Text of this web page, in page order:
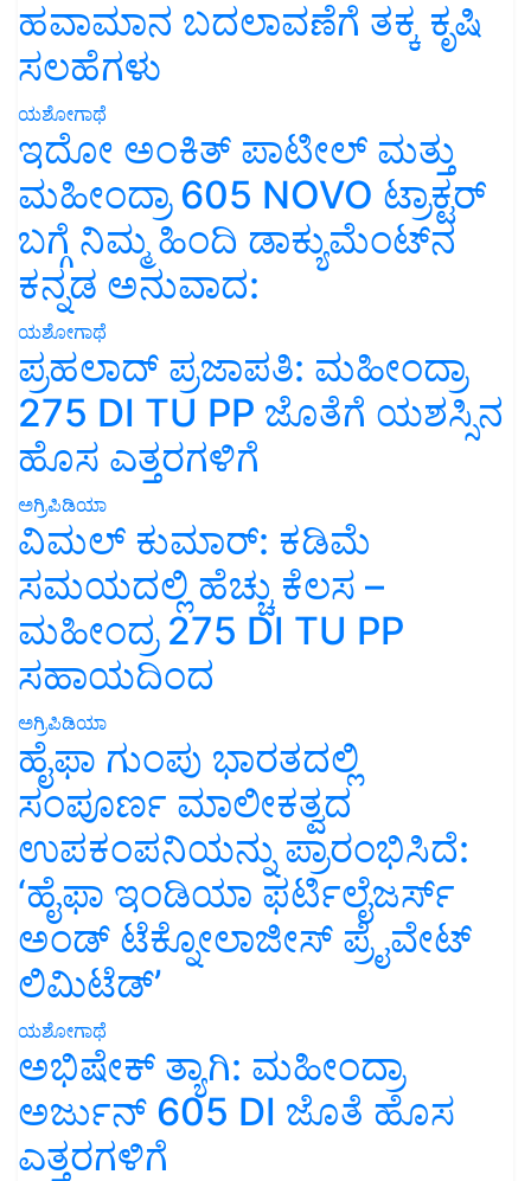
ಹವಾಮಾನ ಬದಲಾವಣೆಗೆ ತಕ್ಕ ಕೃಷಿ
ಸಲಹೆಗಳು
ಯಶೋಗಾಥೆ
ಇದೋ ಅಂಕಿತ್ ಪಾಟೀಲ್ ಮತ್ತು
ಮಹೀಂದ್ರಾ 605 NOVO ಟ್ರಾಕ್ಟರ್
ಬಗ್ಗೆ ನಿಮ್ಮ ಹಿಂದಿ ಡಾಕ್ಯುಮೆಂಟ್‌ನ
ಕನ್ನಡ ಅನುವಾದ:
ಯಶೋಗಾಥೆ
ಪ್ರಹಲಾದ್ ಪ್ರಜಾಪತಿ: ಮಹೀಂದ್ರಾ
275 DI TU PP ಜೊತೆಗೆ ಯಶಸ್ಸಿನ
ಹೊಸ ಎತ್ತರಗಳಿಗೆ
ಅಗ್ರಿಪಿಡಿಯಾ
ವಿಮಲ್ ಕುಮಾರ್: ಕಡಿಮೆ
ಸಮಯದಲ್ಲಿ ಹೆಚ್ಚು ಕೆಲಸ –
ಮಹೀಂದ್ರ 275 DI TU PP
ಸಹಾಯದಿಂದ
ಅಗ್ರಿಪಿಡಿಯಾ
ಹೈಫಾ ಗುಂಪು ಭಾರತದಲ್ಲಿ
ಸಂಪೂರ್ಣ ಮಾಲೀಕತ್ವದ
ಉಪಕಂಪನಿಯನ್ನು ಪ್ರಾರಂಭಿಸಿದೆ:
‘ಹೈಫಾ ಇಂಡಿಯಾ ಫರ್ಟಿಲೈಜರ್ಸ್
ಅಂಡ್ ಟೆಕ್ನೋಲಾಜೀಸ್ ಪ್ರೈವೇಟ್
ಲಿಮಿಟೆಡ್’
ಯಶೋಗಾಥೆ
ಅಭಿಷೇಕ್ ತ್ಯಾಗಿ: ಮಹೀಂದ್ರಾ
ಅರ್ಜುನ್ 605 DI ಜೊತೆ ಹೊಸ
ಎತ್ತರಗಳಿಗೆ